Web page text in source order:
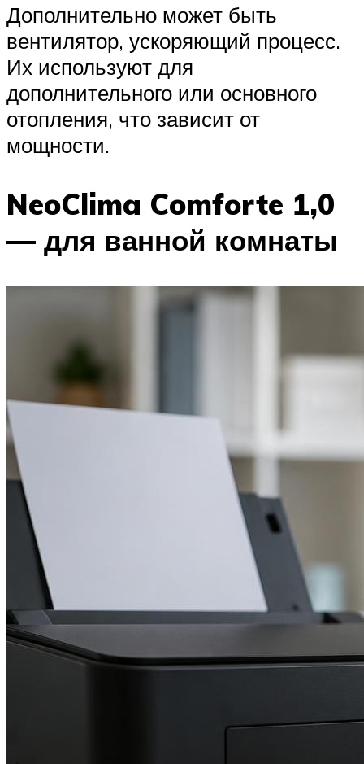
Дополнительно может быть
вентилятор, ускоряющий процесс.
Их используют для
дополнительного или основного
отопления, что зависит от
мощности.
NeoClima Comforte 1,0
— для ванной комнаты